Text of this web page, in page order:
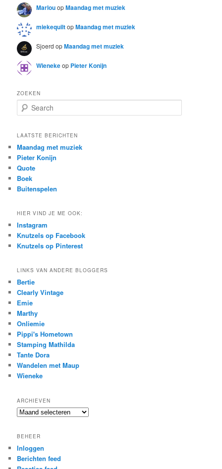
MarlouopMaandag met muziek
miekequiltopMaandag met muziek
Sjoerd opMaandag met muziek
Wienekeop Pieter Konijn
ZOEKEN
e
r
h
LAATSTE BERICHTEN
Maandag met muziek
Pieter Konijn
Quote
Boek
Buitenspelen
HIER VIND JE ME OOK:
Instagram
Knutzels op Facebook
Knutzels op Pinterest
LINKS VAN ANDERE BLOGGERS
Bertie
Clearly Vintage
Emie
Marthy
Onliemie
Pippi's Hometown
Stamping Mathilda
Tante Dora
Wandelen met Maup
Wieneke
ARCHIEVEN
Archieven
BEHEER
Inloggen
Berichten feed